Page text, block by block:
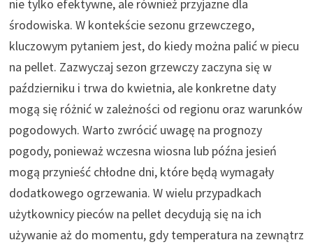
nie tylko efektywne, ale również przyjazne dla
środowiska. W kontekście sezonu grzewczego,
kluczowym pytaniem jest, do kiedy można palić w piecu
na pellet. Zazwyczaj sezon grzewczy zaczyna się w
październiku i trwa do kwietnia, ale konkretne daty
mogą się różnić w zależności od regionu oraz warunków
pogodowych. Warto zwrócić uwagę na prognozy
pogody, ponieważ wczesna wiosna lub późna jesień
mogą przynieść chłodne dni, które będą wymagały
dodatkowego ogrzewania. W wielu przypadkach
użytkownicy pieców na pellet decydują się na ich
używanie aż do momentu, gdy temperatura na zewnątrz